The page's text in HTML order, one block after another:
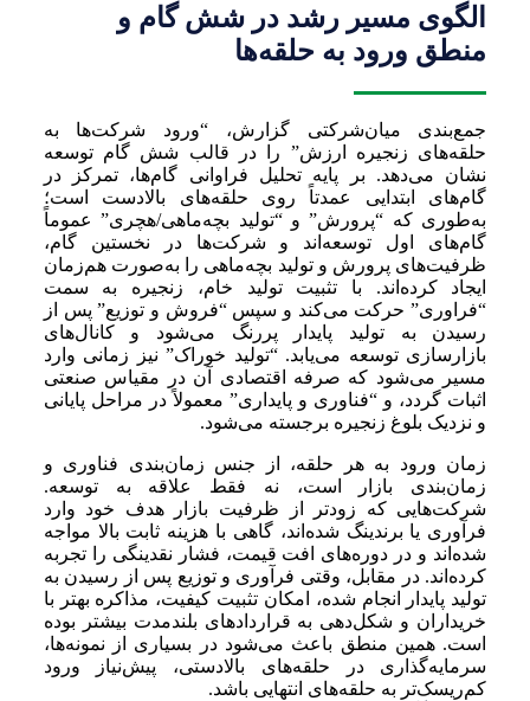
الگوی مسیر رشد در شش گام و
منطق ورود به حلقه‌ها
جمع‌بندی میان‌شرکتی گزارش، “ورود شرکت‌ها به
حلقه‌های زنجیره ارزش” را در قالب شش گام توسعه
نشان می‌دهد. بر پایه تحلیل فراوانی گام‌ها، تمرکز در
گام‌های ابتدایی عمدتاً روی حلقه‌های بالادست است؛
به‌طوری که “پرورش” و “تولید بچه‌ماهی/هچری” عموماً
گام‌های اول توسعه‌اند و شرکت‌ها در نخستین گام،
ظرفیت‌های پرورش و تولید بچه‌ماهی را به‌صورت هم‌زمان
ایجاد کرده‌اند. با تثبیت تولید خام، زنجیره به سمت
“فراوری” حرکت می‌کند و سپس “فروش و توزیع” پس از
رسیدن به تولید پایدار پررنگ می‌شود و کانال‌های
بازارسازی توسعه می‌یابد. “تولید خوراک” نیز زمانی وارد
مسیر می‌شود که صرفه اقتصادی آن در مقیاس صنعتی
اثبات گردد، و “فناوری و پایداری” معمولاً در مراحل پایانی
و نزدیک بلوغ زنجیره برجسته می‌شود.
زمان ورود به هر حلقه، از جنس زمان‌بندی فناوری و
زمان‌بندی بازار است، نه فقط علاقه به توسعه.
شرکت‌هایی که زودتر از ظرفیت بازار هدف خود وارد
فرآوری یا برندینگ شده‌اند، گاهی با هزینه ثابت بالا مواجه
شده‌اند و در دوره‌های افت قیمت، فشار نقدینگی را تجربه
کرده‌اند. در مقابل، وقتی فرآوری و توزیع پس از رسیدن به
تولید پایدار انجام شده، امکان تثبیت کیفیت، مذاکره بهتر با
خریداران و شکل‌دهی به قراردادهای بلندمدت بیشتر بوده
است. همین منطق باعث می‌شود در بسیاری از نمونه‌ها،
سرمایه‌گذاری در حلقه‌های بالادستی، پیش‌نیاز ورود
کم‌ریسک‌تر به حلقه‌های انتهایی باشد.